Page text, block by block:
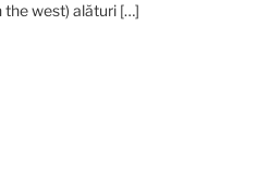
the west) alături […]